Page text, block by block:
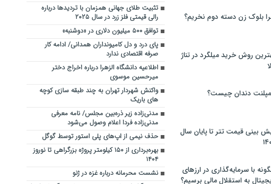
بلوک زن دسته دوم نخریم؟
روش خرید میلگرد در تناژ
دندان چیست؟
بینی قیمت تتر تا پایان سال
با سرمایه‌گذاری در ارزهای
به استقلال مالی برسیم؟
تثبیت طلای جهانی همزمان با تردیدها درباره
رالی قیمتی فلز زرد در سال ۲۰۲۵
توافق ۵۰۰ میلیون دلاری در «دوشنبه»
پای درد و دل کامیونداران همدانی/ ادامه کار
صرفه اقتصادی ندارد
اطلاعیه دانشگاه الزهرا درباره اخراج دختر
میرحسین موسوی
واکنش شهردار تهران به چند طبقه سازی کوچه
های باریک
مدنی‌زاده زیر ذره‌بین مجلس/ نامه معرفی
مدنی‌زاده فردا اعلام وصول می‌شود
حذف نیمی از اپ‌های پلی استور توسط گوگل
بهره‌برداری از ۱۵۰ کیلومتر پروژه بزرگراهی تا نوروز
۱۴۰۴
نشست محرمانه درباره غزه در ژنو